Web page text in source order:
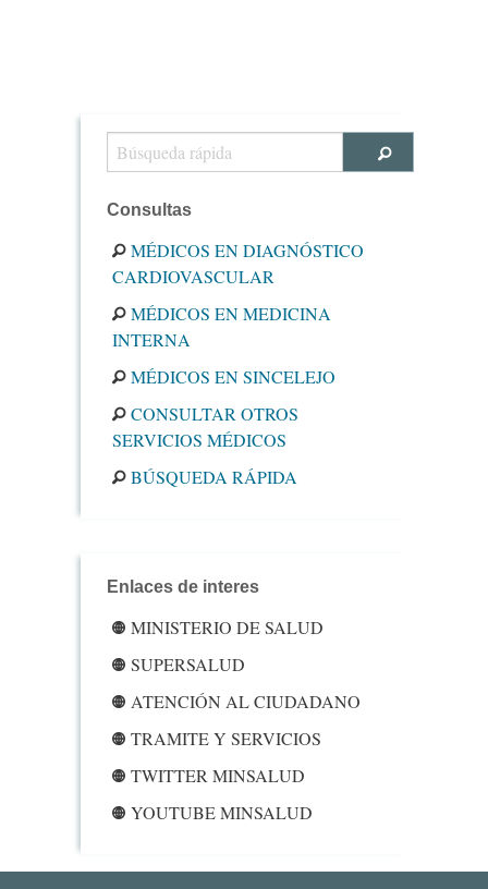
Consultas
MÉDICOS EN DIAGNÓSTICO
CARDIOVASCULAR
MÉDICOS EN MEDICINA
INTERNA
MÉDICOS EN SINCELEJO
CONSULTAR OTROS
SERVICIOS MÉDICOS
BÚSQUEDA RÁPIDA
Enlaces de interes
MINISTERIO DE SALUD
SUPERSALUD
ATENCIÓN AL CIUDADANO
TRAMITE Y SERVICIOS
TWITTER MINSALUD
YOUTUBE MINSALUD